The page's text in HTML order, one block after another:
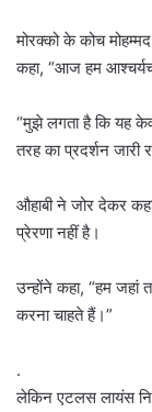
मोरक्को के कोच
कहा, “आज हम
“मुझे लगता है कि यह
तरह का प्रदर्शन जारी
औहाबी ने जोर देकर
प्रेरणा नहीं है।
उन्होंने कहा, “हम जहां
करना चाहते हैं।”
.
लेकिन एटलस लायंस